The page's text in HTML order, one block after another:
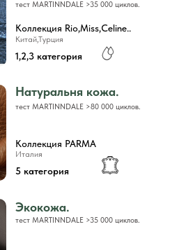
Италия
тест MARTINNDALE >35 000 циклов.
1,2,3 категория
Китай,Турция
Коллекция Rio,Miss,Celine..
Экокожа.
тест MARTINNDALE >35 000 циклов.
тест MARTINNDALE >80 000 циклов.
5 категория
Коллекция PARMA
Натуральня кожа.